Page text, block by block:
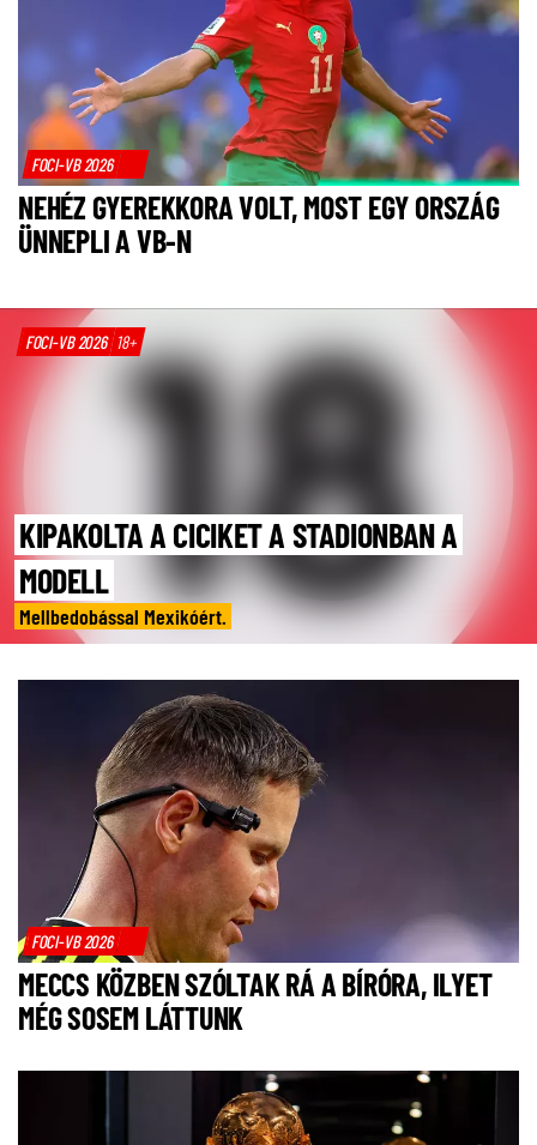
FOCI-VB 2026
NEHÉZ GYEREKKORA VOLT, MOST EGY ORSZÁG
ÜNNEPLI A VB-N
FOCI-VB 2026 18+
KIPAKOLTA A CICIKET A STADIONBAN A
MODELL
Mellbedobással Mexikóért.
FOCI-VB 2026
MECCS KÖZBEN SZÓLTAK RÁ A BÍRÓRA, ILYET
MÉG SOSEM LÁTTUNK